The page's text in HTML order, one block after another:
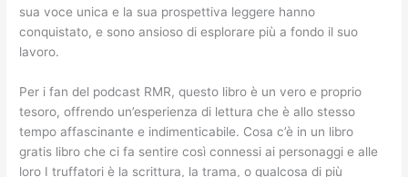
sua voce unica e la sua prospettiva leggere hanno
conquistato, e sono ansioso di esplorare più a fondo il suo
lavoro.
Per i fan del podcast RMR, questo libro è un vero e proprio
tesoro, offrendo un’esperienza di lettura che è allo stesso
tempo affascinante e indimenticabile. Cosa c’è in un libro
gratis libro che ci fa sentire così connessi ai personaggi e alle
loro I truffatori è la scrittura, la trama, o qualcosa di più